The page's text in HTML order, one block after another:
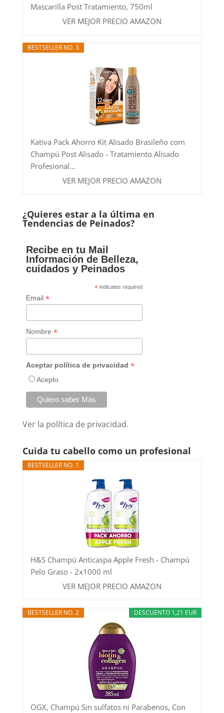
Mascarilla Post Tratamiento, 750ml
VER MEJOR PRECIO AMAZON
BESTSELLER NO. 3
Kativa Pack Ahorro Kit Alisado Brasileño com
Champú Post Alisado - Tratamiento Alisado
Profesional...
VER MEJOR PRECIO AMAZON
¿Quieres estar a la última en
Tendencias de Peinados?
Recibe en tu Mail
Información de Belleza,
cuidados y Peinados
* indicates required
Email*
Nombre*
Aceptar política de privacidad*
Acepto
Ver la política de privacidad.
Cuida tu cabello como un profesional
BESTSELLER NO. 1
H&S Champú Anticaspa Apple Fresh - Champú
Pelo Graso - 2x1000 ml
VER MEJOR PRECIO AMAZON
DESCUENTO 1,21 EUR
BESTSELLER NO. 2
OGX, Champú Sin sulfatos ni Parabenos, Con